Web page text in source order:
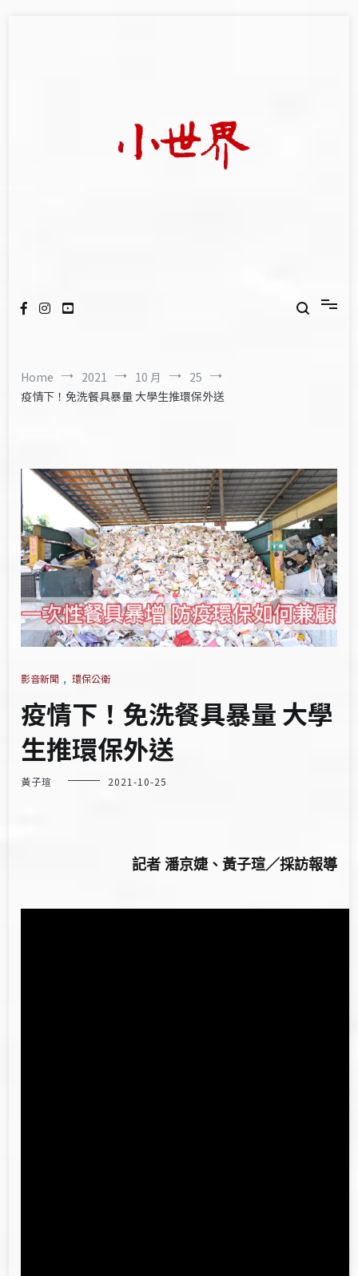
Home 2021 10 月
25
疫情下！免洗餐具暴量 大學生推環保外送
影音新聞 , 環保公衛
疫情下！免洗餐具暴量 大學
生推環保外送
黃子瑄 2021-10-25
記者 潘京婕、黃子瑄／採訪報導